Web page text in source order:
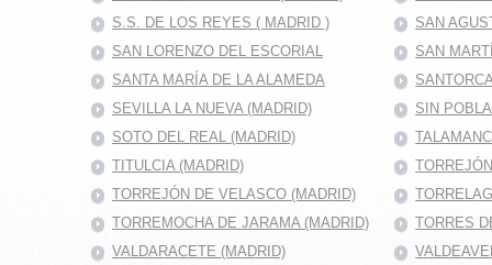
S.S. DE LOS REYES ( MADRID )
SAN
SAN LORENZO DEL ESCORIAL
SAN
SANTA MARÍA DE LA ALAMEDA
SEVILLA LA NUEVA (MADRID)
SIN
SOTO DEL REAL (MADRID)
TITULCIA (MADRID)
TORREJÓN DE VELASCO (MADRID)
TORREMOCHA DE JARAMA (MADRID)
TORRES
VALDARACETE (MADRID)